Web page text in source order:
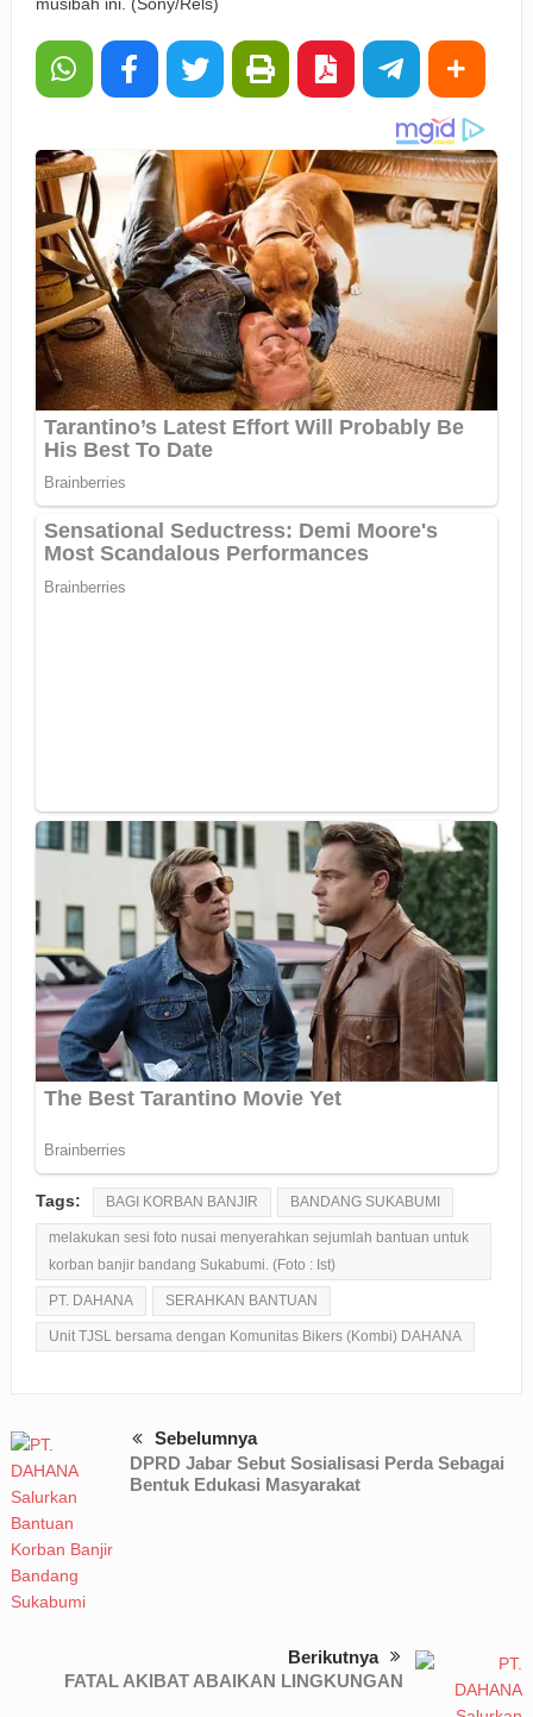
musibah ini. (Sony/Rels)
Tags: BAGI KORBAN BANJIR BANDANG SUKABUMI
melakukan sesi foto nusai menyerahkan sejumlah bantuan untuk
korban banjir bandang Sukabumi. (Foto : Ist)
PT. DAHANA SERAHKAN BANTUAN
Unit TJSL bersama dengan Komunitas Bikers (Kombi) DAHANA
Sebelumnya
DPRD Jabar Sebut Sosialisasi Perda Sebagai
Bentuk Edukasi Masyarakat
Berikutnya
FATAL AKIBAT ABAIKAN LINGKUNGAN